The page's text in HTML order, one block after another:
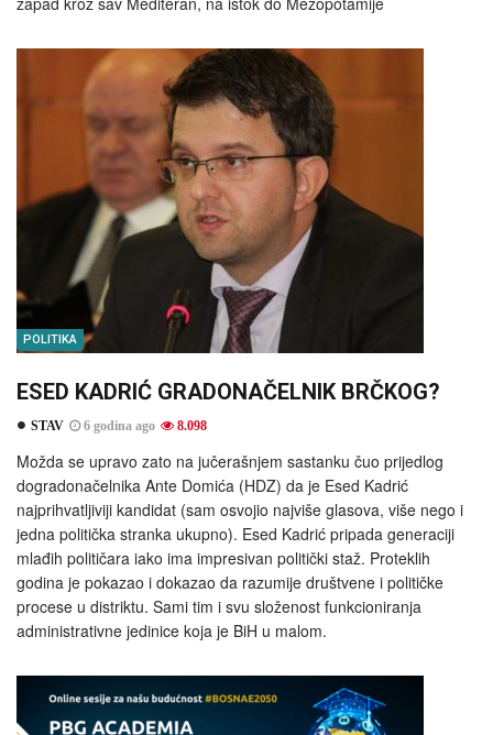
POLITIKA
ESED KADRIĆ GRADONAČELNIK BRČKOG?
STAV 6 godina ago 8.098
Možda se upravo zato na jučerašnjem sastanku čuo prijedlog
dogradonačelnika Ante Domića (HDZ) da je Esed Kadrić
najprihvatljiviji kandidat (sam osvojio najviše glasova, više nego i
jedna politička stranka ukupno). Esed Kadrić pripada generaciji
mlađih političara iako ima impresivan politički staž. Proteklih
godina je pokazao i dokazao da razumije društvene i političke
procese u distriktu. Sami tim i svu složenost funkcioniranja
administrativne jedinice koja je BiH u malom.